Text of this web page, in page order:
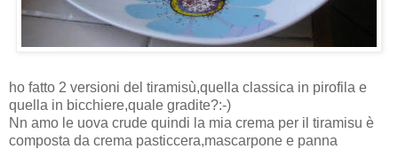
ho fatto 2 versioni del tiramisù,quella classica in pirofila e
quella in bicchiere,quale gradite?:-)
Nn amo le uova crude quindi la mia crema per il tiramisu è
composta da crema pasticcera,mascarpone e panna